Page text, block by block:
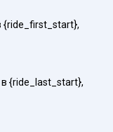
{ride_first_start},
{ride_last_start},